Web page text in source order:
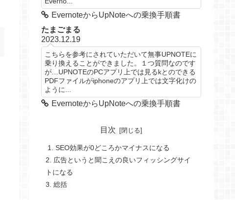
EvernoteからUpNoteへの乗換手順書
たまごまる
2023.12.19
こちらを参考にされていただいて無事UPNOTEに
乗り換えることができました。１つ質問なのです
が…UPNOTEのPCアプリ上では見るkとのできる
PDFファイルがiphoneのアプリ上では文字化けの
ように...
EvernoteからUpNoteへの乗換手順書
目次
1. SEO効果が0どころかマイナスになる
2. 広告というと聞こえの良いフィッシングサイ
トになる
3. 総括